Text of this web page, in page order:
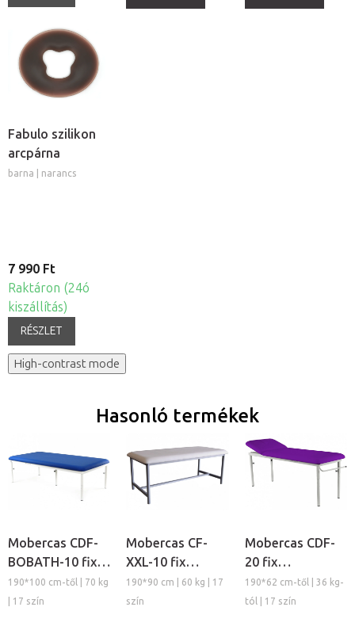
Fabulo szilikon
arcpárna
barna | narancs
7 990 Ft
Raktáron (24ó
kiszállítás)
RÉSZLET
High-contrast mode
Hasonló termékek
Mobercas CDF-
BOBATH-10 fix
vizsgálóágy
190*100 cm-től | 70 kg
| 17 szín
Mobercas CF-
XXL-10 fix
vizsgálóágy
190*90 cm | 60 kg | 17
szín
Mobercas CDF-
20 fix
vizsgálóágy
190*62 cm-től | 36 kg-
tól | 17 szín